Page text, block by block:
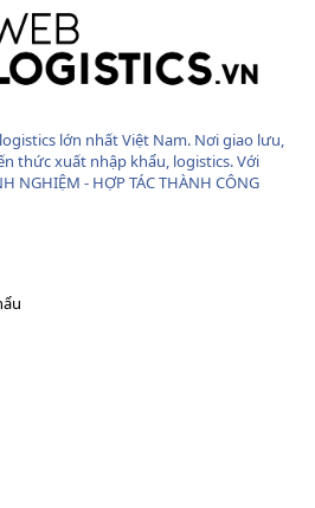
lớn nhất Việt Nam. Nơi giao lưu,
thức xuất nhập khẩu, logistics. Với
NGHIỆM - HỢP TÁC THÀNH CÔNG